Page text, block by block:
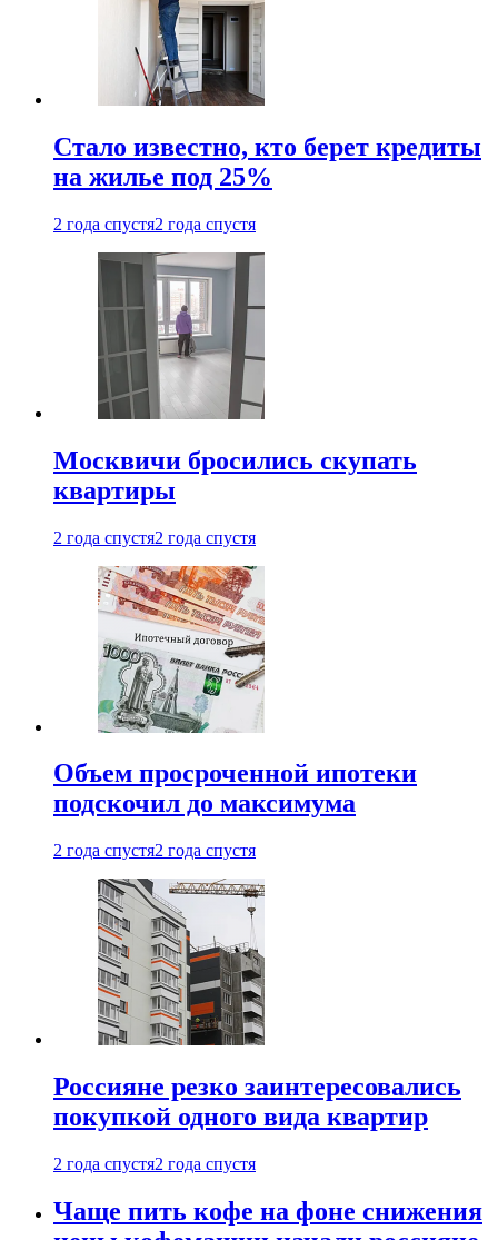
Стало известно, кто берет кредиты
на жилье под 25%
2 года спустя2 года спустя
Москвичи бросились скупать
квартиры
2 года спустя2 года спустя
Объем просроченной ипотеки
подскочил до максимума
2 года спустя2 года спустя
Россияне резко заинтересовались
покупкой одного вида квартир
2 года спустя2 года спустя
Чаще пить кофе на фоне снижения